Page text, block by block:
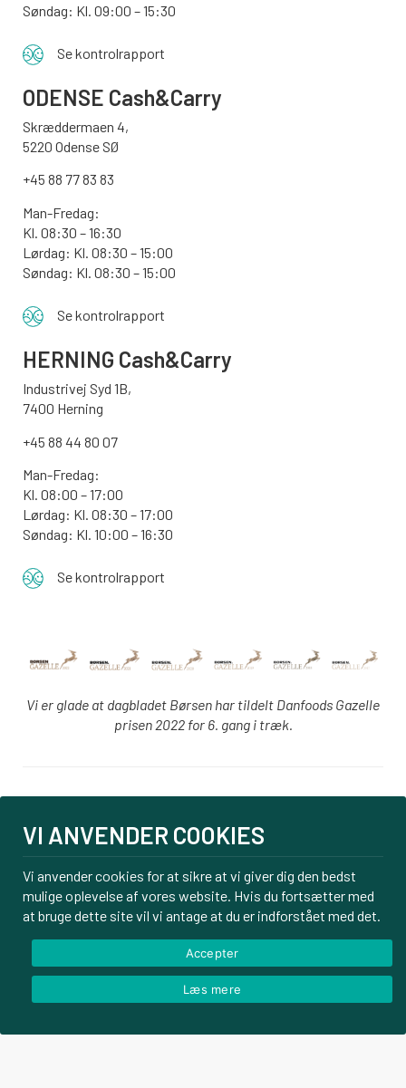
Søndag: Kl. 09:00 – 15:30
Se kontrolrapport
ODENSE Cash&Carry
Skræddermaen 4,
5220 Odense SØ
+45 88 77 83 83
Man-Fredag:
Kl. 08:30 – 16:30
Lørdag: Kl. 08:30 – 15:00
Søndag: Kl. 08:30 – 15:00
Se kontrolrapport
HERNING Cash&Carry
Industrivej Syd 1B,
7400 Herning
+45 88 44 80 07
Man-Fredag:
Kl. 08:00 – 17:00
Lørdag: Kl. 08:30 – 17:00
Søndag: Kl. 10:00 – 16:30
Se kontrolrapport
Vi er glade at dagbladet Børsen har tildelt Danfoods Gazelle
prisen 2022 for 6. gang i træk.
PBS tilmelding
Om os
Kontakt
Handelsbetingelser
© Danfoods ApS – CVR 32771920
VI ANVENDER COOKIES
Vi anvender cookies for at sikre at vi giver dig den bedst
mulige oplevelse af vores website. Hvis du fortsætter med
at bruge dette site vil vi antage at du er indforstået med det.
Accepter
Læs mere